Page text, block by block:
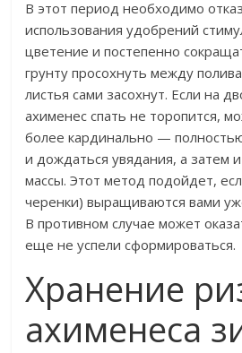
В этот период необходимо
использования удобрений
цветение и постепенно
грунту просохнуть между
листья сами засохнут. Если на
ахименес спать не торопится,
более кардинально —
и дождаться увядания, а затем
массы. Этот метод подойдет,
черенки) выращиваются вами
В противном случае может
еще не успели сформироваться.
Хранение
ахименеса